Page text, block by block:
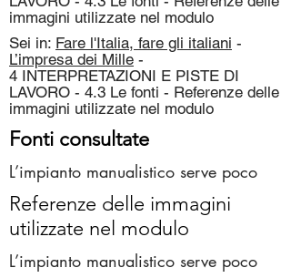
immagini utilizzate nel modulo
Sei in: Fare l'Italia, fare gli italiani -
L’impresa dei Mille -
4 INTERPRETAZIONI E PISTE DI
LAVORO - 4.3 Le fonti - Referenze delle
immagini utilizzate nel modulo
Fonti consultate
L’impianto manualistico serve poco
Referenze delle immagini
utilizzate nel modulo
L’impianto manualistico serve poco